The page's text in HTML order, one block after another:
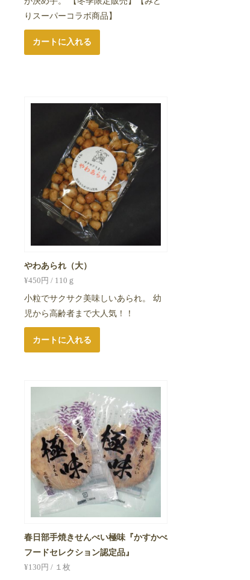
りスーパーコラボ商品】
カートに入れる
やわあられ（大）
¥450 円 / 110ｇ
小粒でサクサク美味しいあられ。 幼
児から高齢者まで大人気！！
カートに入れる
春日部手焼きせんべい極味『かすかべ
フードセレクション認定品』
¥130 円 / １枚